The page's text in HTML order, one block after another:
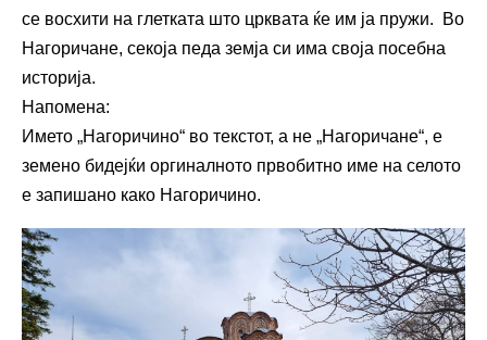
се восхити на глетката што црквата ќе им ја пружи. Во
Нагоричане, секоја педа земја си има своја посебна
историја.
Напомена:
Името „Нагоричино“ во текстот, а не „Нагоричане“, е
земено бидејќи оргиналното првобитно име на селото
е запишано како Нагоричино.